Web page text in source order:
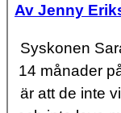
Av Jenny
Syskonen
14 månader
är att de inte